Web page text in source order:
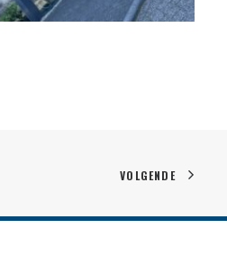
VOLGENDE